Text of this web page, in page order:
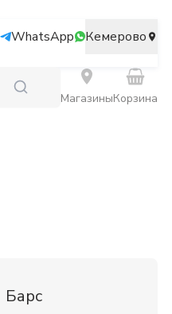
WhatsApp Кемерово
МагазиныКорзина
Барс